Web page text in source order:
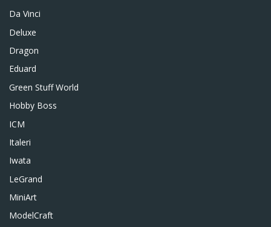
Da Vinci
Deluxe
Dragon
Eduard
Green Stuff World
Hobby Boss
ICM
Italeri
Iwata
LeGrand
MiniArt
ModelCraft